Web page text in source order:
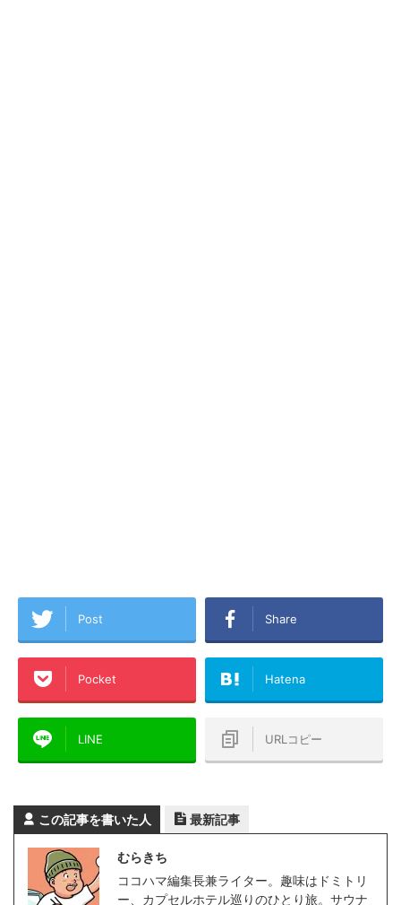
Post Share
Pocket Hatena
LINE URLコピー
この記事を書いた人 最新記事
むらきち
ココハマ編集長兼ライター。趣味はドミトリ
ー、カプセルホテル巡りのひとり旅。サウナ